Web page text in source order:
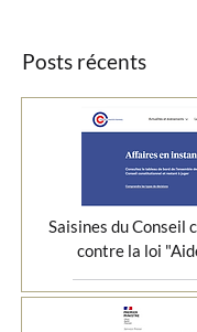
Posts récents
Saisines du Conseil
contre la loi